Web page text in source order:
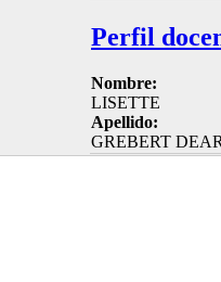
Perfil
Nombre:
LISETTE
Apellido:
GREBERT